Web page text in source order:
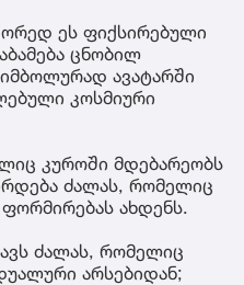
ეს ფიქსირებული
ცნობილ
ავატარში
კოსმიური
კუროში მდებარეობს
ძალას, რომელიც
ახდენს.
ძალას, რომელიც
არსებიდან;